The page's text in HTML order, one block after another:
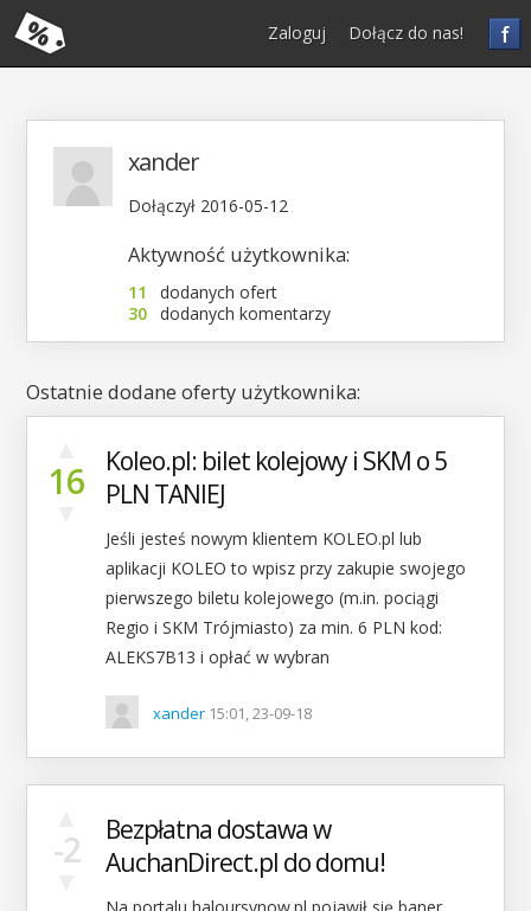
f
Zaloguj Dołącz do nas!
xander
Dołączył 2016-05-12
Aktywność użytkownika:
11
dodanych ofert
30 dodanych komentarzy
Ostatnie dodane oferty użytkownika:
16
Koleo.pl: bilet kolejowy i SKM o 5
PLN TANIEJ
Jeśli jesteś nowym klientem KOLEO.pl lub
aplikacji KOLEO to wpisz przy zakupie swojego
pierwszego biletu kolejowego (m.in. pociągi
Regio i SKM Trójmiasto) za min. 6 PLN kod:
ALEKS7B13 i opłać w wybran
xander 15:01, 23-09-18
-2
Bezpłatna dostawa w
AuchanDirect.pl do domu!
Na portalu haloursynow.pl pojawił się baner